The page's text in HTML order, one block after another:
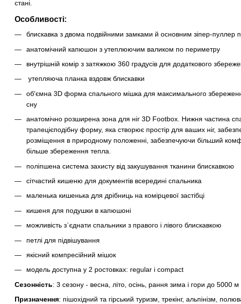
стані.
Особливості:
блискавка з двома подвійними замками й основним зіпер-пуллер
анатомічний капюшон з утеплюючим валиком по периметру
внутрішній комір з затяжкою 360 градусів для додаткового
утепляюча планка вздовж блискавки
об'ємна 3D форма спального мішка для максимального
сну
анатомічно розширена зона для ніг 3D Footbox. Нижня частина
трапецієподібну форму, яка створює простір для ваших ніг,
розміщення в природному положенні, забезпечуючи більший
більше збереження тепла.
поліпшена система захисту від закушування тканини блискавкою
сітчастий кишеню для документів всередині спальника
маленька кишенька для дрібниць на комірцевої застібці
кишеня для подушки в капюшоні
можливість з`єднати спальники з правого і лівого блискавкою
петлі для підвішування
якісний компресійний мішок
модель доступна у 2 ростовках: regular і compact
Сезонність: 3 сезону - весна, літо, осінь, рання зима і гори до 5000 м
Призначення: пішохідний та гірський туризм, трекінг, альпінізм,